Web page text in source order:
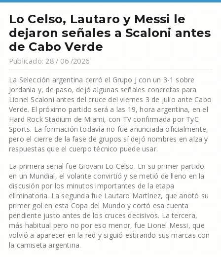
Lo Celso, Lautaro y Messi le
dejaron señales a Scaloni antes
de Cabo Verde
Publicado: 28 / 06 /2026
La Selección argentina cerró el Grupo J con un 3-1 sobre
Jordania y, de paso, dejó algunas señales concretas para
Lionel Scaloni antes del cruce del viernes 3 de julio ante Cabo
Verde. El próximo partido será a las 19, hora argentina, en el
Hard Rock Stadium de Miami, con TV confirmada por TyC
Sports. La formación todavía no fue anunciada oficialmente,
pero el cierre de la fase de grupos sí dejó nombres en alza y
respuestas que el cuerpo técnico puede usar.
La primera señal fue Giovani Lo Celso. En su primer partido
en un Mundial, el volante convirtió y se metió de lleno en la
discusión por los minutos importantes de la etapa
eliminatoria. La segunda fue Lautaro Martínez, que anotó su
primer gol en esta Copa del Mundo y cortó esa cuenta
pendiente justo antes de los cruces decisivos. La tercera,
más habitual pero no por eso menor, fue Lionel Messi, que
volvió a aparecer en la red y siguió estirando sus marcas con
la camiseta argentina.